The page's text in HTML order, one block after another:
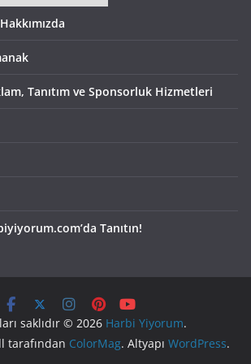
Tanıtım ve Sponsorluk Hizmetleri
Tanıtın!
saklıdır © 2026 Harbi Yiyorum.
tarafından ColorMag. Altyapı WordPress.